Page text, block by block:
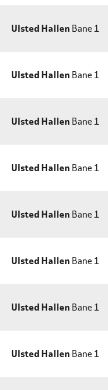
Ulsted Hallen Bane 1
Ulsted Hallen Bane 1
Ulsted Hallen Bane 1
Ulsted Hallen Bane 1
Ulsted Hallen Bane 1
Ulsted Hallen Bane 1
Ulsted Hallen Bane 1
Ulsted Hallen Bane 1